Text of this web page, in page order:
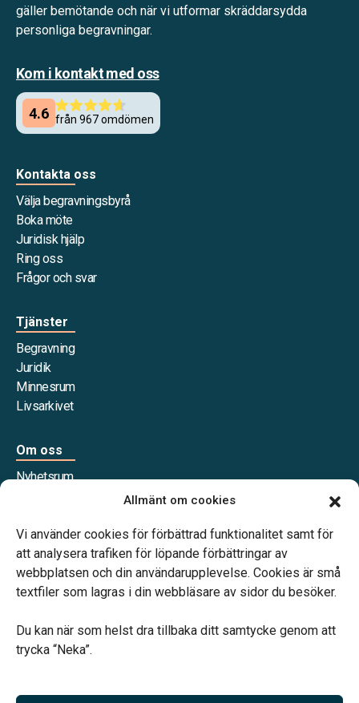
Allmänt om cookies
Vi använder cookies för förbättrad funktionalitet samt för
att analysera trafiken för löpande förbättringar av
webbplatsen och din användarupplevelse. Cookies är små
textfiler som lagras i din webbläsare av sidor du besöker.
Du kan när som helst dra tillbaka ditt samtycke genom att
trycka “Neka”.
gäller bemötande och när vi utformar skräddarsydda
personliga begravningar.
Kom i kontakt med oss
Kontakta oss
Välja begravningsbyrå
Boka möte
Juridisk hjälp
Ring oss
Frågor och svar
Tjänster
Begravning
Juridik
Minnesrum
Livsarkivet
Om oss
Nyhetsrum
Våra samarbetspartners
familjejuridiken – genom hela livet.